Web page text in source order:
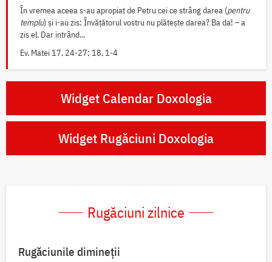
În vremea aceea s-au apropiat de Petru cei ce strâng darea (pentru
templu) și i-au zis: Învățătorul vostru nu plătește darea? Ba da! – a
zis el. Dar intrând...
Ev. Matei 17, 24-27; 18, 1-4
Widget Calendar Doxologia
Widget Rugăciuni Doxologia
Rugăciuni zilnice
Rugăciunile dimineții